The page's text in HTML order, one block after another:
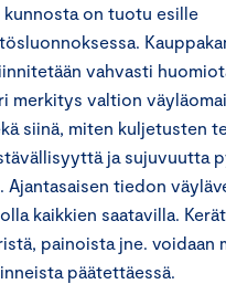
kunnosta on tuotu esille
vahvasti
merkitys valtion
siinä, miten kuljetusten
ja sujuvuutta
Ajantasaisen tiedon
kaikkien saatavilla.
painoista jne. voidaan
päätettäessä.